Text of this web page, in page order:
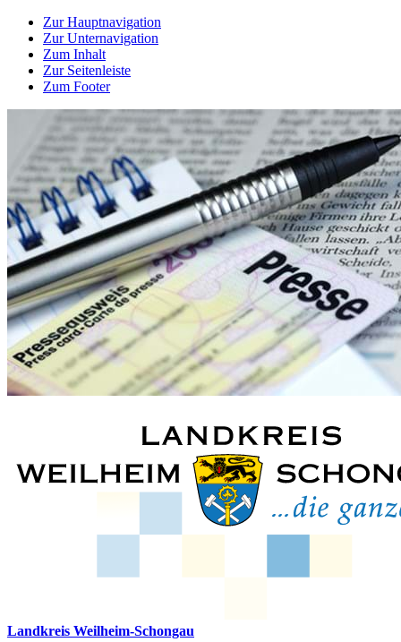
Zur Hauptnavigation
Zur Unternavigation
Zum Inhalt
Zur Seitenleiste
Zum Footer
Landkreis Weilheim-Schongau